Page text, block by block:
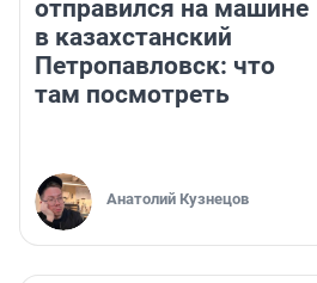
отправился на машине
в казахстанский
Петропавловск: что
там посмотреть
Анатолий Кузнецов